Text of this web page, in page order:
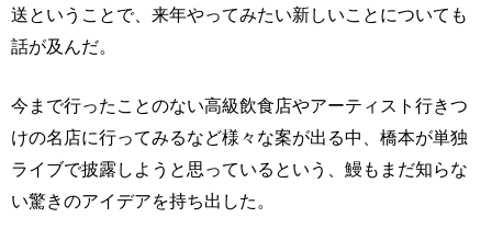
送ということで、来年やってみたい新しいことについても
話が及んだ。
今まで行ったことのない高級飲食店やアーティスト行きつ
けの名店に行ってみるなど様々な案が出る中、橋本が単独
ライブで披露しようと思っているという、鰻もまだ知らな
い驚きのアイデアを持ち出した。